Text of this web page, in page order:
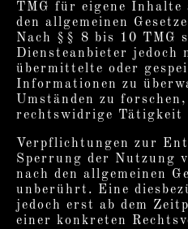
TMG für eigene Inhalte
den allgemeinen
Nach §§ 8 bis 10 TMG
Diensteanbieter
übermittelte oder
Informationen zu
Umständen zu
rechtswidrige Tätigkeit
Verpflichtungen zur
Sperrung der Nutzung
nach den allgemeinen
unberührt. Eine
jedoch erst ab dem
einer konkreten